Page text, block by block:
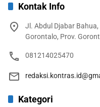
Kontak Info
Jl. Abdul Djabar Bahua,
Gorontalo, Prov.
081214025470
Kategori